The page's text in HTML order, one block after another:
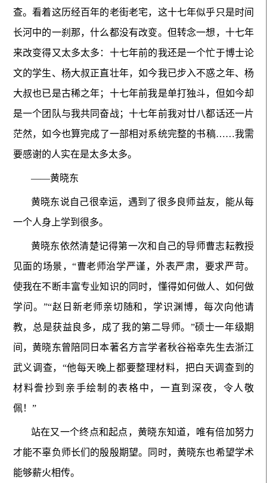
查。看着这历经百年的老街老宅，这十七年似乎只是时间
长河中的一刹那，什么都没有改变。但转念一想，十七年
来改变得又太多太多：十七年前的我还是一个忙于博士论
文的学生、杨大叔正直壮年，如今我已步入不惑之年、杨
大叔也已是古稀之年；十七年前我是单打独斗，但如今却
是一个团队与我共同奋战；十七年前我对廿八都话还一片
茫然，如今也算完成了一部相对系统完整的书稿……我需
要感谢的人实在是太多太多。
——黄晓东
黄晓东说自己很幸运，遇到了很多良师益友，能从每
一个人身上学到很多。
黄晓东依然清楚记得第一次和自己的导师曹志耘教授
见面的场景，“曹老师治学严谨，外表严肃，要求严苛。
使我在不断丰富专业知识的同时，懂得如何做人、如何做
学问。”“赵日新老师亲切随和，学识渊博，每次向他请
教，总是获益良多，成了我的第二导师。”硕士一年级期
间，黄晓东曾陪同日本著名方言学者秋谷裕幸先生去浙江
武义调查，“他每天晚上都要整理材料，把白天调查到的
材料誊抄到亲手绘制的表格中，一直到深夜，令人敬
佩！”
站在又一个终点和起点，黄晓东知道，唯有倍加努力
才能不辜负师长们的殷殷期望。同时，黄晓东也希望学术
能够薪火相传。